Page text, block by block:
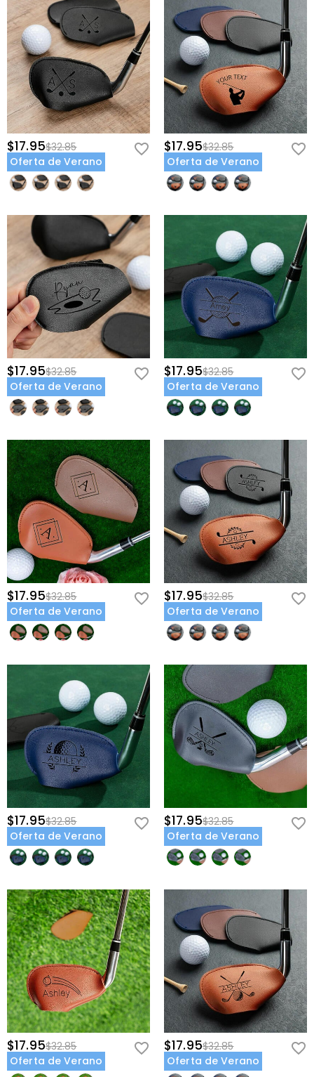
$17.95$32.85
Oferta de Verano
$17.95$32.85
Oferta de Verano
$17.95$32.85
Oferta de Verano
$17.95$32.85
Oferta de Verano
$17.95$32.85
Oferta de Verano
$17.95$32.85
Oferta de Verano
$17.95$32.85
Oferta de Verano
$17.95$32.85
Oferta de Verano
$17.95$32.85
Oferta de Verano
$17.95$32.85
Oferta de Verano